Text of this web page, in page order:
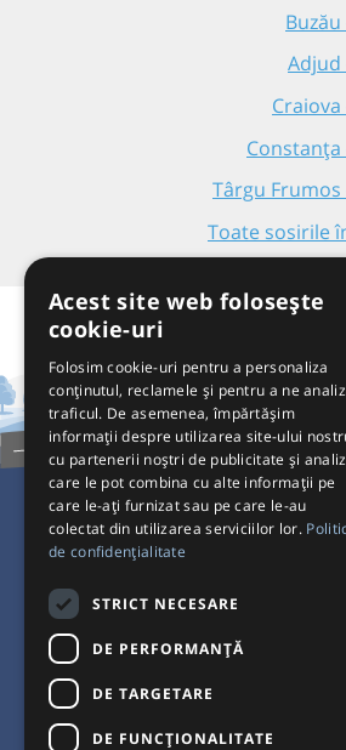
Adjud
Constanța
Târgu Frumos
Toate sosirile
Pentru Călători
Pentru
Interacționăm
Acceptăm plăți cu
Acest site web folosește
cookie-uri
Folosim cookie-uri pentru a personaliza
conținutul, reclamele și pentru a ne
traficul. De asemenea, împărtășim
informații despre utilizarea site-ului
cu partenerii noștri de publicitate și
care le pot combina cu alte informații pe
care le-ați furnizat sau pe care le-au
colectat din utilizarea serviciilor lor.
de confidențialitate
STRICT NECESARE
DE PERFORMANȚĂ
DE TARGETARE
DE FUNCŢIONALITATE